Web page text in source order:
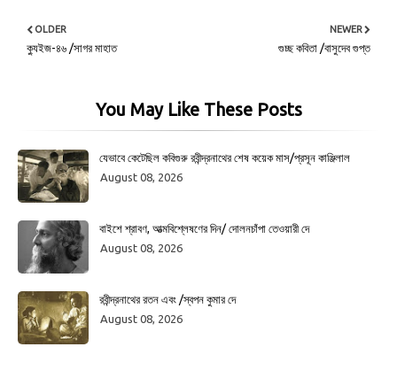
NEWER
গুচ্ছ কবিতা /বাসুদেব গুপ্ত
OLDER
ক্যুইজ-৪৬ /সাগর মাহাত
You May Like These Posts
যেভাবে কেটেছিল কবিগুরু রবীন্দ্রনাথের শেষ কয়েক মাস/প্রসূন কাঞ্জিলাল
August 08, 2026
বাইশে শ্রাবণ, আত্মবিশ্লেষণের দিন/ দোলনচাঁপা তেওয়ারী দে
August 08, 2026
রবীন্দ্রনাথের রতন এবং /স্বপন কুমার দে
August 08, 2026